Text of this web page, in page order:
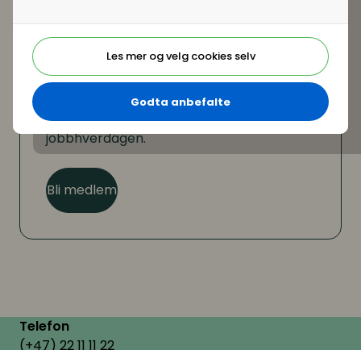
Les mer og velg cookies selv
Godta anbefalte
Som medlem kan du lese hele artikkelen. I
tillegg får du tilgang til en rekke andre
medlemsfordeler som hjelper deg i
jobbhverdagen.
Bli medlem
Telefon
(+47) 22 11 11 22